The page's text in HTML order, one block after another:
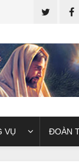
VỤ ĐOÀN